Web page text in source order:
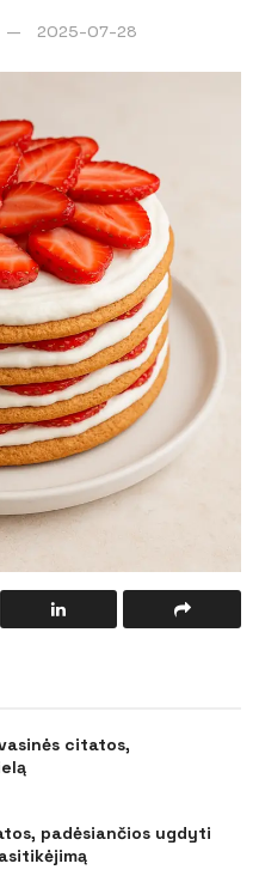
2025-07-28
citatos,
padėsiančios ugdyti